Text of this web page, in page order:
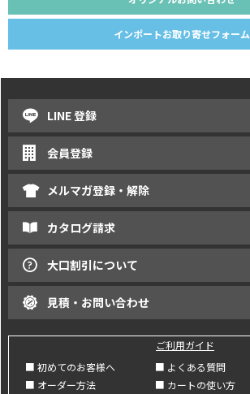
インポートお取り寄せフォーム
LINE 登録
会員登録
メルマガ登録・解除
カタログ請求
大口割引について
見積・お問い合わせ
ご利用ガイド
■ 初めてのお客様へ
■ よくある質問
■ オーダー方法
■ カートの使い方